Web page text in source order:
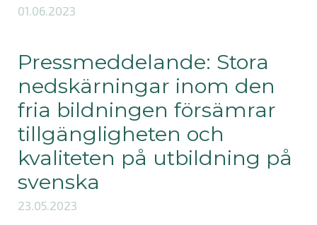
01.06.2023
Pressmeddelande: Stora
nedskärningar inom den
fria bildningen försämrar
tillgängligheten och
kvaliteten på utbildning på
svenska
23.05.2023